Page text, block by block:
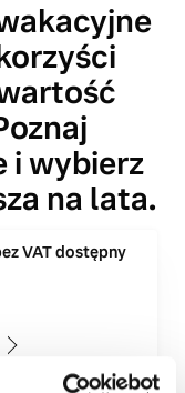
i wybierz
na lata.
VAT dostępny